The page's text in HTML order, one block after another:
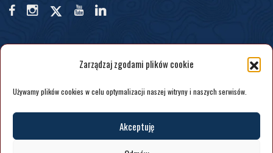
Zarządzaj zgodami plików cookie
Używamy plików cookies w celu optymalizacji naszej witryny i naszych serwisów.
Akceptuję
COPYRIGHT